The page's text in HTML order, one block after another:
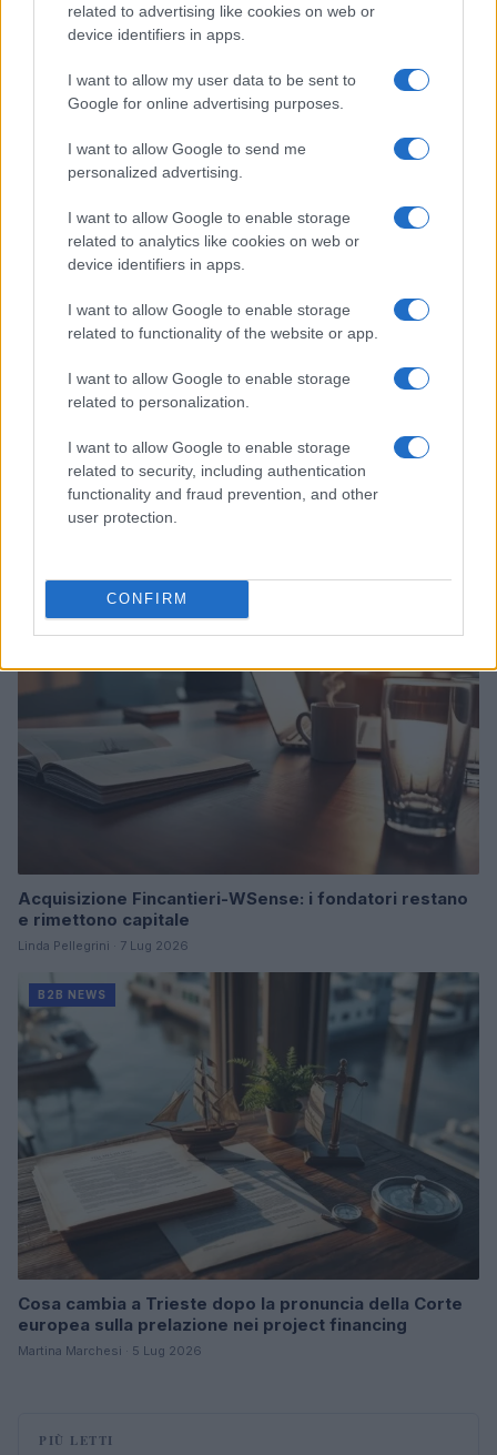
related to advertising like cookies on web or
device identifiers in apps.
I want to allow my user data to be sent to
Google for online advertising purposes.
I want to allow Google to send me
personalized advertising.
I want to allow Google to enable storage
related to analytics like cookies on web or
device identifiers in apps.
I want to allow Google to enable storage
related to functionality of the website or app.
I want to allow Google to enable storage
related to personalization.
I want to allow Google to enable storage
related to security, including authentication
functionality and fraud prevention, and other
user protection.
CONFIRM
B2B NEWS
Ripensare le tecnologie umanitarie oltre i criteri dei
donatori
Acquisizione Fincantieri-WSense: i fondatori restano
e rimettono capitale
Linda Pellegrini · 7 Lug 2026
B2B NEWS
Cosa cambia a Trieste dopo la pronuncia della Corte
europea sulla prelazione nei project financing
Martina Marchesi · 5 Lug 2026
PIÙ LETTI